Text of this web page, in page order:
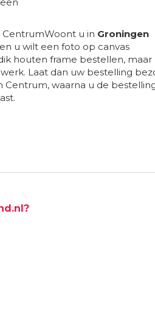
Woont u in Groningen
u wilt een foto op canvas
houten frame bestellen, maar
Laat dan uw bestelling
Centrum, waarna u de